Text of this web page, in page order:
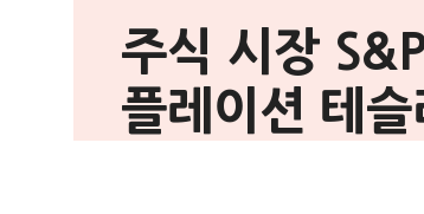
주식 시장
플레이션 테슬